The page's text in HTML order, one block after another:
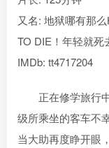
又名: 地狱哪有那
TO DIE！年轻就死
IMDb: tt4717204
正在修学旅行中
级所乘坐的客车不
当大助再度睁开眼